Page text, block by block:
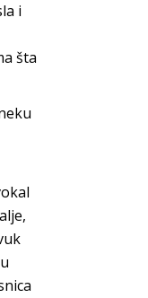
i
šta